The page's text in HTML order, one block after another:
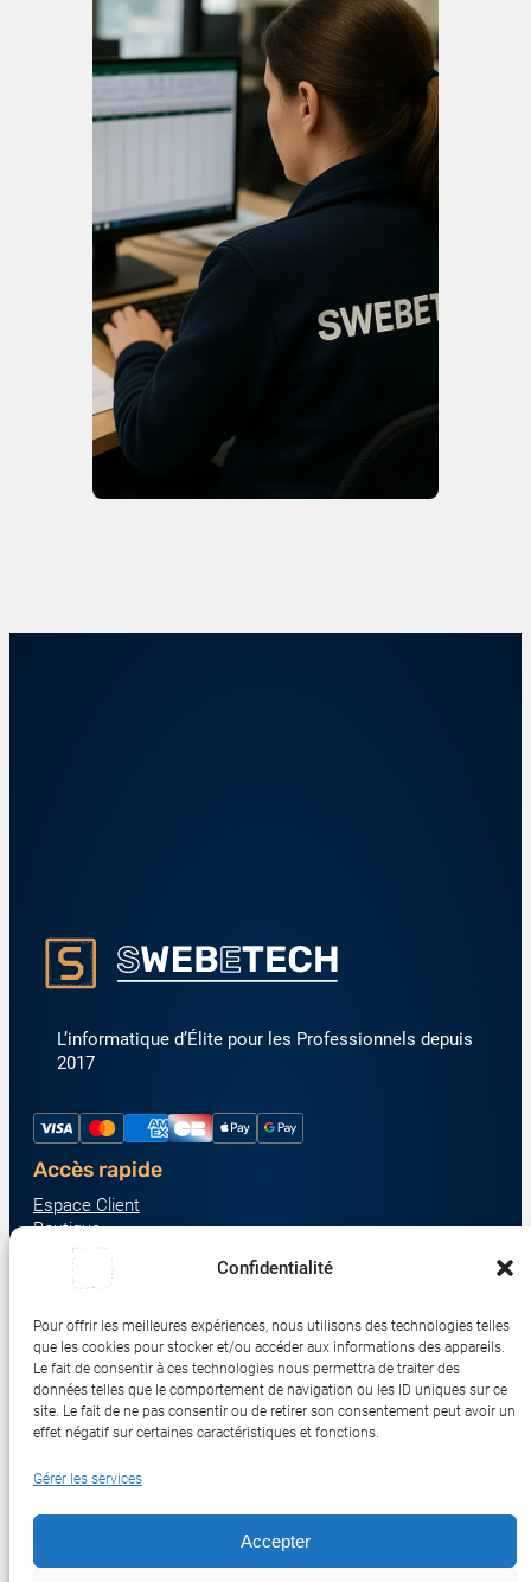
Confidentialité
Pour offrir les meilleures expériences, nous utilisons des technologies telles
que les cookies pour stocker et/ou accéder aux informations des appareils.
Le fait de consentir à ces technologies nous permettra de traiter des
données telles que le comportement de navigation ou les ID uniques sur ce
site. Le fait de ne pas consentir ou de retirer son consentement peut avoir un
effet négatif sur certaines caractéristiques et fonctions.
Gérer les services
Accepter
L’informatique d’Élite pour les Professionnels depuis
2017
Accès rapide
Espace Client
Boutique
À propos
Nous contacter
Écrans & Moniteurs
Serveurs & Stockage
Impression & Consommables
Ordinateurs & Tablettes
Réseau & IoT